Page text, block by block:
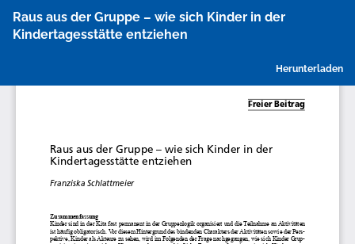
Artikeldetails
zurückkehren
Raus aus der Gruppe – wie sich Kinder in der
Kindertagesstätte entziehen
Herunterladen